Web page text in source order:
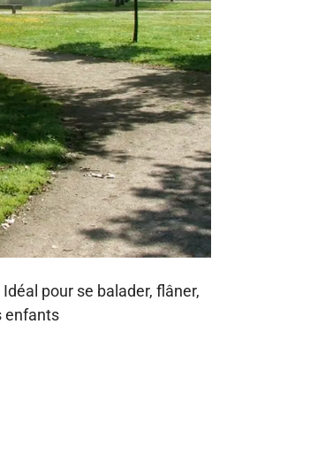
pour se balader, flâner,
enfants